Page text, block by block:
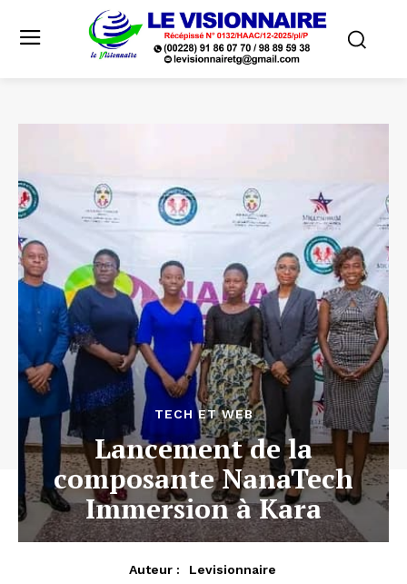
TECH ET WEB
Lancement de la
composante NanaTech
Immersion à Kara
Auteur :
Levisionnaire